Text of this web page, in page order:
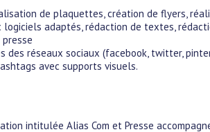
de plaquettes, création de flyers,
logiciels adaptés, rédaction de textes,
des réseaux sociaux (facebook, twitter,
avec supports visuels.
intitulée Alias Com et Presse